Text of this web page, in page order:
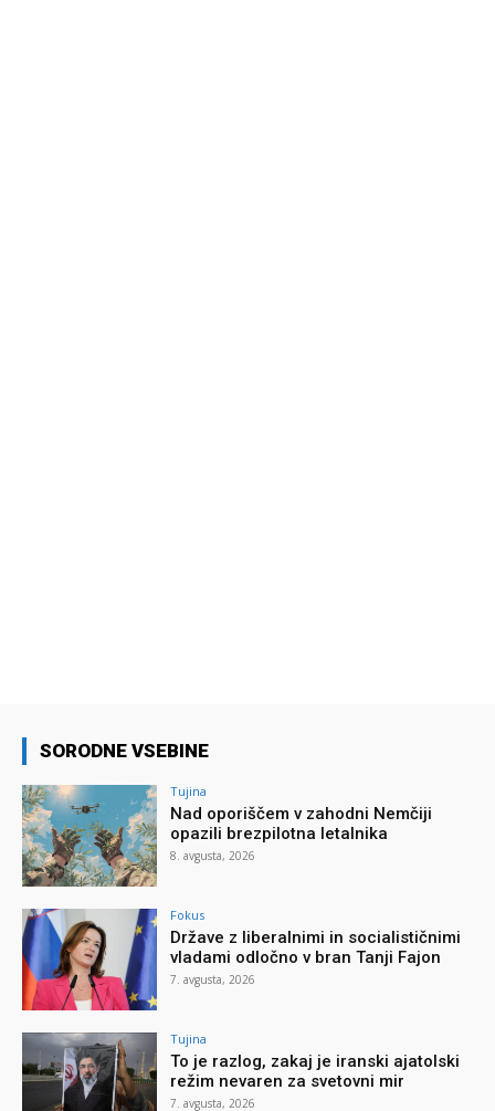
SORODNE VSEBINE
Tujina
Nad oporiščem v zahodni Nemčiji
opazili brezpilotna letalnika
8. avgusta, 2026
Fokus
Države z liberalnimi in socialističnimi
vladami odločno v bran Tanji Fajon
7. avgusta, 2026
Tujina
To je razlog, zakaj je iranski ajatolski
režim nevaren za svetovni mir
7. avgusta, 2026